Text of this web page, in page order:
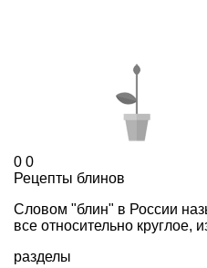
0 0
Рецепты блинов
Cловом "блин" в России
все относительно круглое,
разделы